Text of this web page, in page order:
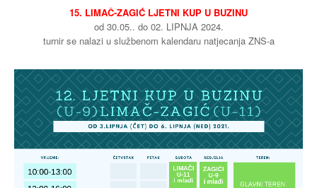
15. LIMAČ-ZAGIĆ LJETNI KUP U BUZINU
od 30.05.. do 02. LIPNJA 2024.
turnir se nalazi u službenom kalendaru natjecanja ZNS-a